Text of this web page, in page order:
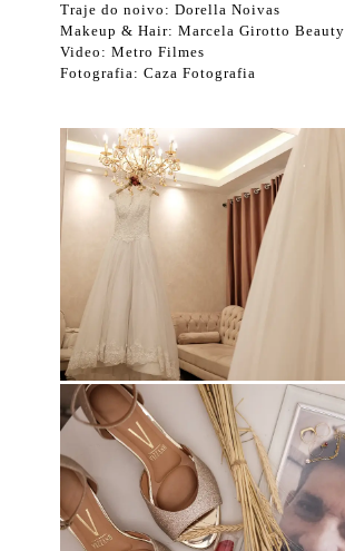
Traje do noivo: Dorella Noivas
Makeup & Hair: Marcela Girotto Beauty
Video: Metro Filmes
Fotografia: Caza Fotografia